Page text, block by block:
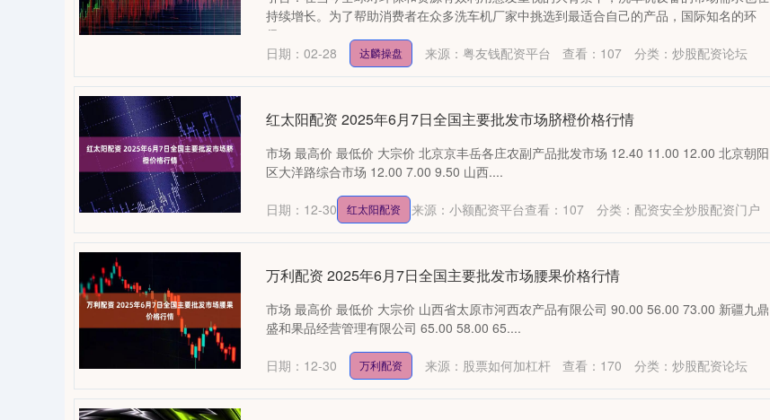
持续增长。为了帮助消费者在众多洗车机厂家中挑选到最适合自己的产品，国际知名的环
保....
日期：02-28
达麟操盘 来源：粤友钱配资平台 查看： 107 分类：炒股配资论坛
红太阳配资 2025年6月7日全国主要批发市场脐橙价格行情
市场 最高价 最低价 大宗价 北京京丰岳各庄农副产品批发市场 12.40 11.00 12.00 北京朝阳
区大洋路综合市场 12.00 7.00 9.50 山西....
日期：12-30 红太阳配资 来源：小额配资平台查看： 107 分类： 配资安全炒股配资门户
万利配资 2025年6月7日全国主要批发市场腰果价格行情
市场 最高价 最低价 大宗价 山西省太原市河西农产品有限公司 90.00 56.00 73.00 新疆九鼎
盛和果品经营管理有限公司 65.00 58.00 65....
日期：12-30 万利配资 来源：股票如何加杠杆 查看： 170 分类：炒股配资论坛
上证指数 3940.04 39.68 1.02% 深证成指